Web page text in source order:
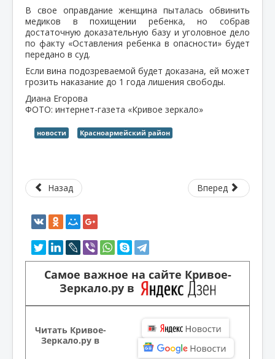
В свое оправдание женщина пыталась обвинить
медиков в похищении ребенка, но собрав
достаточную доказательную базу и уголовное дело
по факту «Оставления ребенка в опасности» будет
передано в суд.
Если вина подозреваемой будет доказана, ей может
грозить наказание до 1 года лишения свободы.
Диана Егорова
ФОТО: интернет-газета «Кривое зеркало»
новости Красноармейский район
Назад Вперед
Самое важное на сайте Кривое-
Зеркало.ру в
Читать Кривое-
Зеркало.ру в